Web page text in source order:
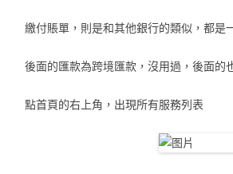
繳付賬單，則是和其他銀行的類似，都是
後面的匯款為跨境匯款，沒用過，後面的
點首頁的右上角，出現所有服務列表